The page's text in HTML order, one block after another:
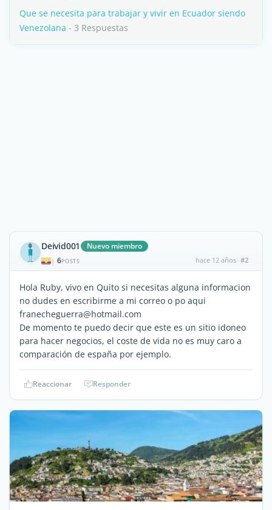
Que se necesita para trabajar y vivir en Ecuador siendo
Venezolana - 3 Respuestas
Deivid001 Nuevo miembro
| 6POSTS hace 12 años #2
Hola Ruby, vivo en Quito si necesitas alguna informacion
no dudes en escribirme a mi correo o po aqui
franecheguerra@hotmail.com
De momento te puedo decir que este es un sitio idoneo
para hacer negocios, el coste de vida no es muy caro a
comparación de españa por ejemplo.
Reaccionar Responder